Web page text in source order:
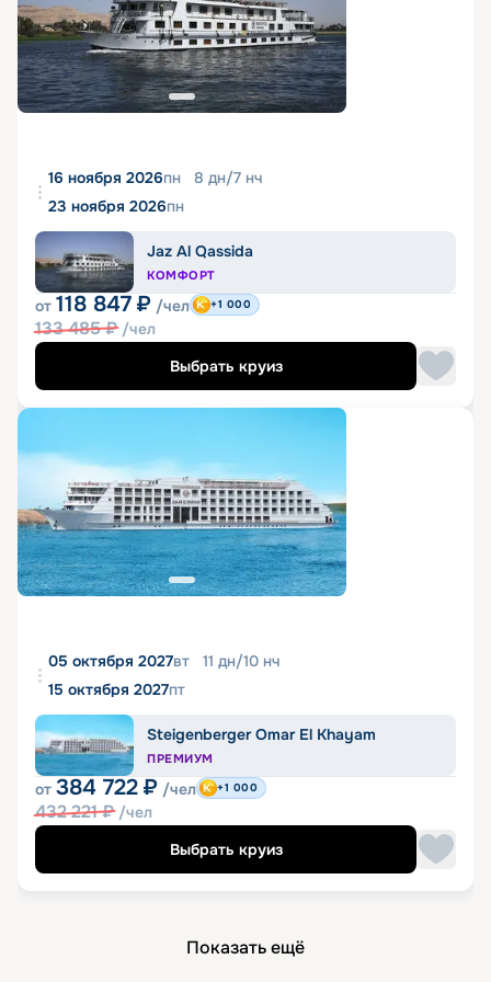
16 ноября 2026пн 8 дн/7 нч
23 ноября 2026пн
Jaz Al Qassida
КОМФОРТ
от 118 847 ₽ /чел
133 485₽ /чел
+1 000
Выбрать круиз
05 октября 2027вт 11 дн/10 нч
15 октября 2027пт
Steigenberger Omar El Khayam
ПРЕМИУМ
от 384 722 ₽ /чел
432 221₽ /чел
+1 000
Выбрать круиз
Показать ещё